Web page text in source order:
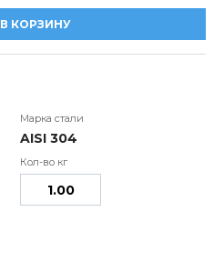
В КОРЗИНУ
AISI 304